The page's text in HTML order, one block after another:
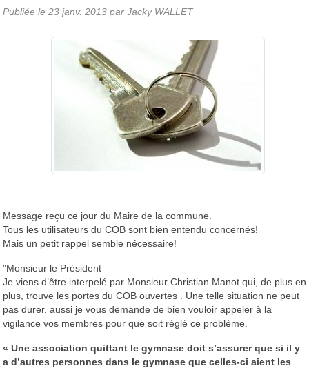
Publiée le 23 janv. 2013 par Jacky WALLET
Message reçu ce jour du Maire de la commune.
Tous les utilisateurs du COB sont bien entendu concernés!
Mais un petit rappel semble nécessaire!
"Monsieur le Président
Je viens d’être interpelé par Monsieur Christian Manot qui, de plus en
plus, trouve les portes du COB ouvertes . Une telle situation ne peut
pas durer, aussi je vous demande de bien vouloir appeler à la
vigilance vos membres pour que soit réglé ce problème.
« Une association quittant le gymnase doit s’assurer que si il y
a d’autres personnes dans le gymnase que celles-ci aient les